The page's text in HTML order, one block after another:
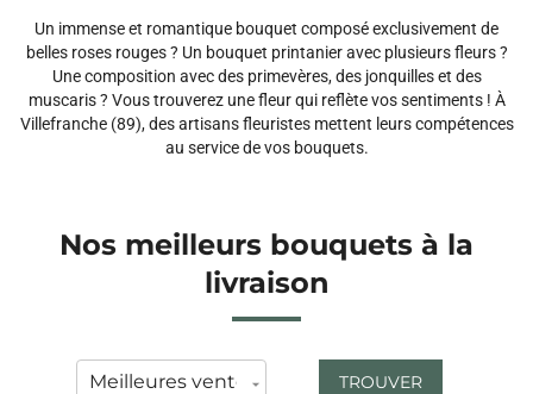
Un immense et romantique bouquet composé exclusivement de
belles roses rouges ? Un bouquet printanier avec plusieurs fleurs ?
Une composition avec des primevères, des jonquilles et des
muscaris ? Vous trouverez une fleur qui reflète vos sentiments ! À
Villefranche (89), des artisans fleuristes mettent leurs compétences
au service de vos bouquets.
Nos meilleurs bouquets à la
livraison
TROUVER